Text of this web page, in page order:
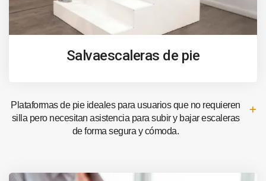
Salvaescaleras de pie
Plataformas de pie ideales para usuarios que no requieren
silla pero necesitan asistencia para subir y bajar escaleras
de forma segura y cómoda.